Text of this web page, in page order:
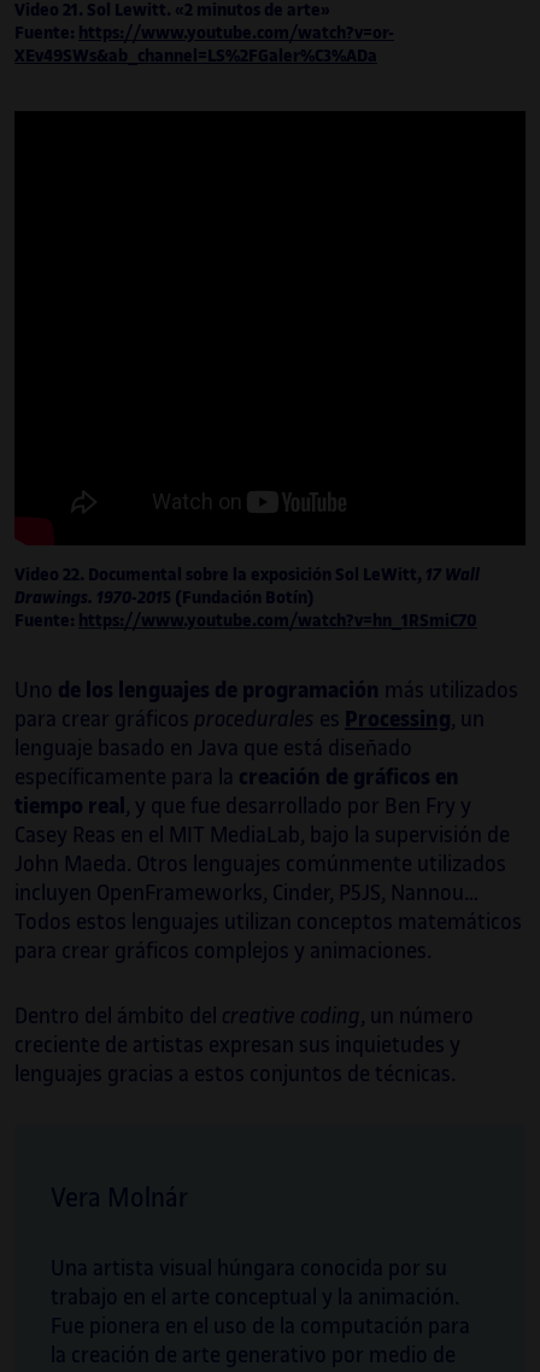
Video 21. Sol Lewitt. «2 minutos de arte»
Fuente: https://www.youtube.com/watch?v=or-
XEv49SWs&ab_channel=LS%2FGaler%C3%ADa
Video 22. Documental sobre la exposición Sol LeWitt, 17 Wall
Drawings. 1970-2015 (Fundación Botín)
Fuente: https://www.youtube.com/watch?v=hn_1RSmiC70
Uno de los lenguajes de programación más utilizados
para crear gráficos procedurales es Processing, un
lenguaje basado en Java que está diseñado
específicamente para la creación de gráficos en
tiempo real , y que fue desarrollado por Ben Fry y
Casey Reas en el MIT MediaLab, bajo la supervisión de
John Maeda. Otros lenguajes comúnmente utilizados
incluyen OpenFrameworks, Cinder, P5JS, Nannou…
Todos estos lenguajes utilizan conceptos matemáticos
para crear gráficos complejos y animaciones.
Dentro del ámbito del creative coding , un número
creciente de artistas expresan sus inquietudes y
lenguajes gracias a estos conjuntos de técnicas.
Vera Molnár
Una artista visual húngara conocida por su
trabajo en el arte conceptual y la animación.
Fue pionera en el uso de la computación para
la creación de arte generativo por medio de
Santi Vilanova Ángeles
acústicos, centrándose en la idea de una
Vilanova también ha estado implicado en la
educación durante toda su trayectoria
más de quince años, haciendo crecer a las
nuevas generaciones de artistas
multimedia. Podéis ver más información
sobre sus proyectos en:
playmodes.com/.
Irma Vilà i Òdena